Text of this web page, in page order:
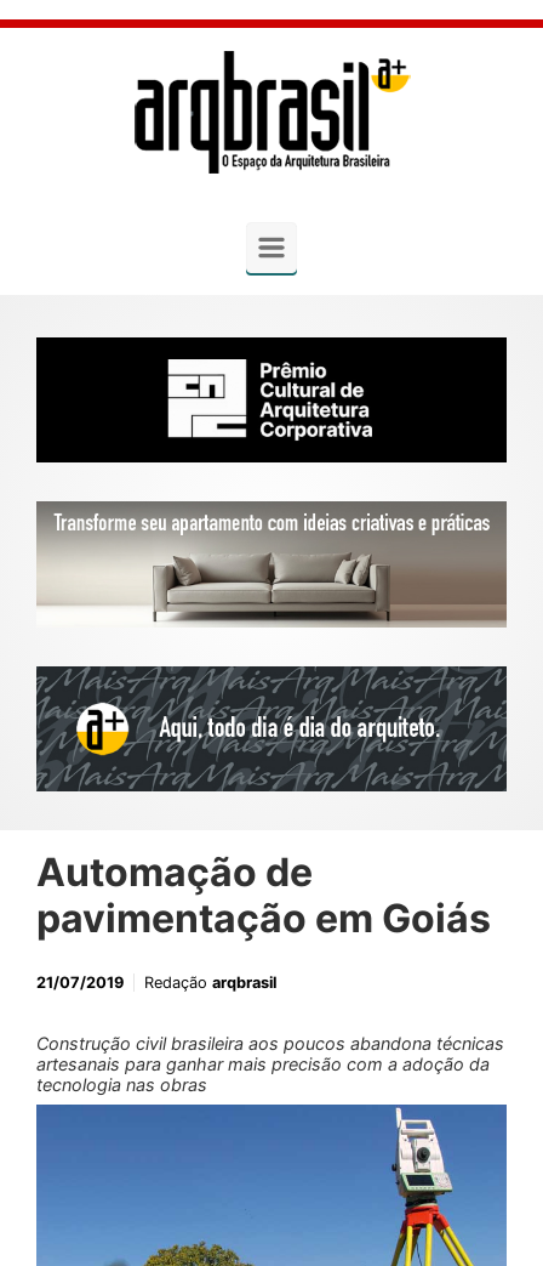
Skip to main content
Automação de
pavimentação em Goiás
21/07/2019 Redação arqbrasil
Construção civil brasileira aos poucos abandona técnicas
artesanais para ganhar mais precisão com a adoção da
tecnologia nas obras